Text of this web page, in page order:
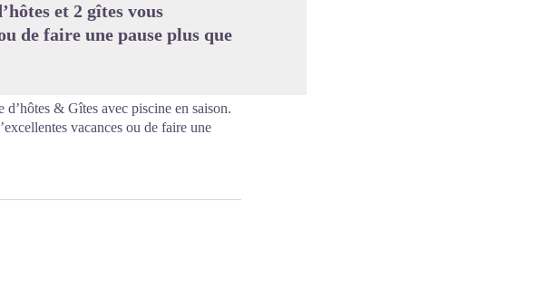
et 2 gîtes vous
de faire une pause plus que
& Gîtes avec piscine en saison.
vacances ou de faire une